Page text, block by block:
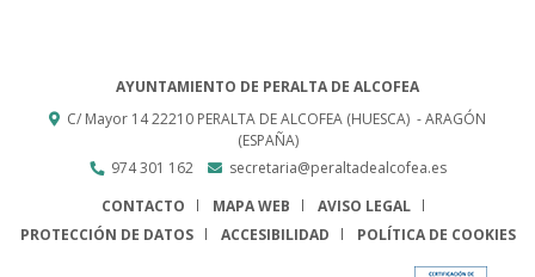
AYUNTAMIENTO DE PERALTA DE ALCOFEA
C/ Mayor 1422210 PERALTA DE ALCOFEA (HUESCA) - ARAGÓN
(ESPAÑA)
974 301 162
secretaria@peraltadealcofea.es
CONTACTO
MAPA WEB
AVISO LEGAL
PROTECCIÓN DE DATOS
ACCESIBILIDAD POLÍTICA DE COOKIES